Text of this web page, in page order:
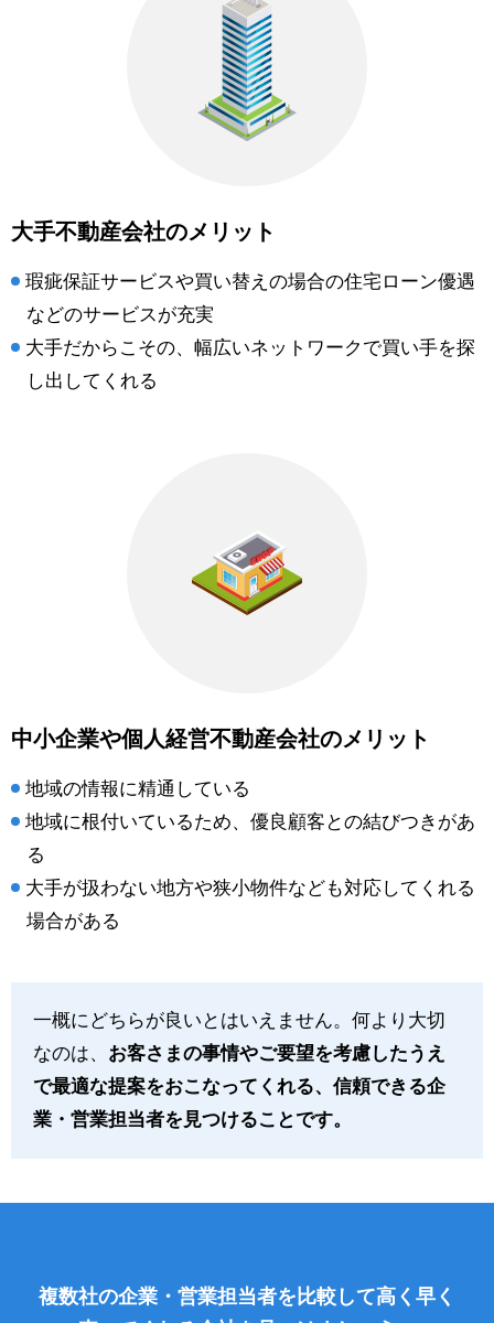
大手不動産会社のメリット
瑕疵保証サービスや買い替えの場合の住宅ローン優遇
などのサービスが充実
大手だからこその、幅広いネットワークで買い手を探
し出してくれる
中小企業や個人経営不動産会社のメリット
地域の情報に精通している
地域に根付いているため、優良顧客との結びつきがあ
る
大手が扱わない地方や狭小物件なども対応してくれる
場合がある
一概にどちらが良いとはいえません。何より大切
なのは、 お客さまの事情やご要望を考慮したうえ
で最適な提案をおこなってくれる、信頼できる企
業・営業担当者を見つけることです。
複数社の企業・営業担当者を比較して高く早く